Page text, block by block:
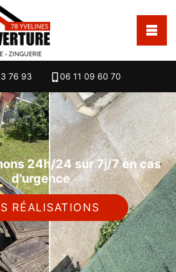
76 93 06 11 09 60 70
24h/24 sur 7j/7 en cas
d'urgence
RÉALISATIONS